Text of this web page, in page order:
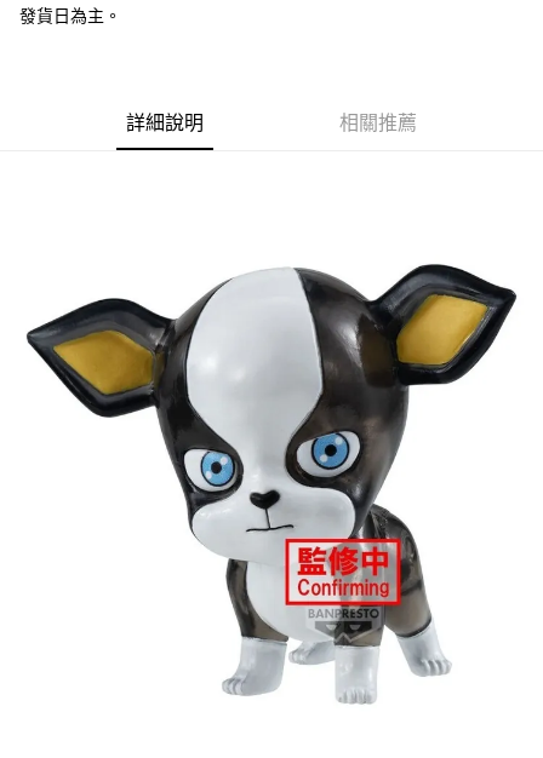
預購-7-11取貨付款(舊)
每筆NT$90，滿NT$3,000(含以上)免運費
每筆NT$120，滿NT$3,000(含以上)免運費
預購-宅配(離島)(舊)
每筆NT$160，滿NT$3,000(含以上)免運費
東海門市自取，需自備購物袋取貨唷。
發貨日為主。
詳細說明 相關推薦